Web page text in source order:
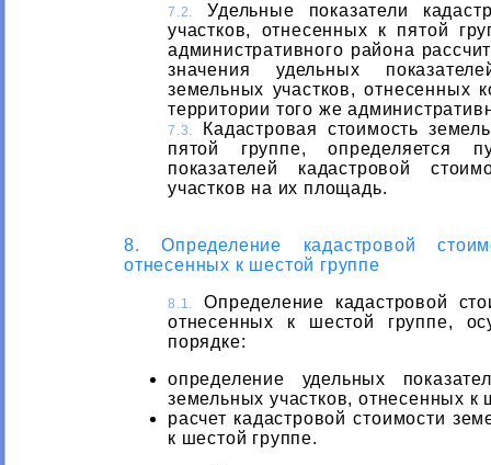
7.2.
Удельные показатели
участков, отнесенных к пятой
административного района
значения удельных
земельных участков, отнесенных
территории того же
7.3.
Кадастровая стоимость
пятой группе, определяется
показателей кадастровой
участков на их площадь.
8. Определение кадастровой
отнесенных к шестой группе
8.1.
Определение кадастровой
отнесенных к шестой группе,
порядке:
определение удельных
земельных участков, отнесенных к
расчет кадастровой стоимости
к шестой группе.